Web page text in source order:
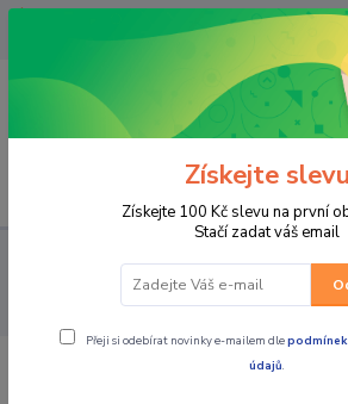
OPAVA 733537099/HLUČÍN
734541648/OLOMOUC 734593593
PRO STROJE NÁHRADNÍ DÍLY MX
KOLEČKA, ROZETY, MAZÁNÍ
Řetězy
Rozpínák/snýtovač rozvodových řetězů
Získejte slevu
Získejte 100 Kč slevu na první
Stačí zadat váš email
Přeji si odebírat novinky e-mailem dle
údajů.